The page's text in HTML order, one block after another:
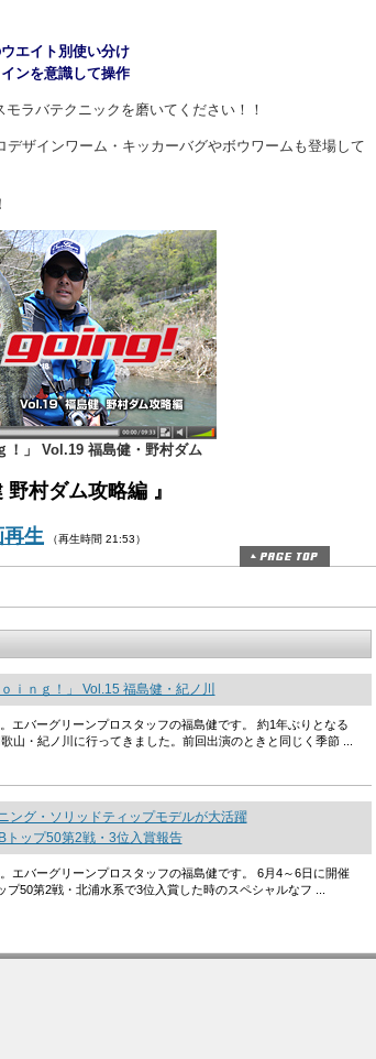
エイト別使い分け
ンを意識して操作
ラバテクニックを磨いてください！！
ザインワーム・キッカーバグやボウワームも登場して
！」 Vol.19 福島健・野村ダム
野村ダム攻略編 』
生 （再生時間 21:53）
ｉｎｇ！」 Vol.15 福島健・紀ノ川
エバーグリーンプロスタッフの福島健です。 約1年ぶりとなる
山・紀ノ川に行ってきました。前回出演のときと同じく季節 ...
ング・ソリッドティップモデルが大活躍
トップ50第2戦・3位入賞報告
エバーグリーンプロスタッフの福島健です。 6月4～6日に開催
プ50第2戦・北浦水系で3位入賞した時のスペシャルなフ ...